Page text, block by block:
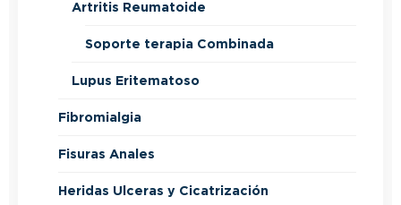
Artritis Reumatoide
Soporte terapia Combinada
Lupus Eritematoso
Fibromialgia
Fisuras Anales
Heridas Ulceras y Cicatrización